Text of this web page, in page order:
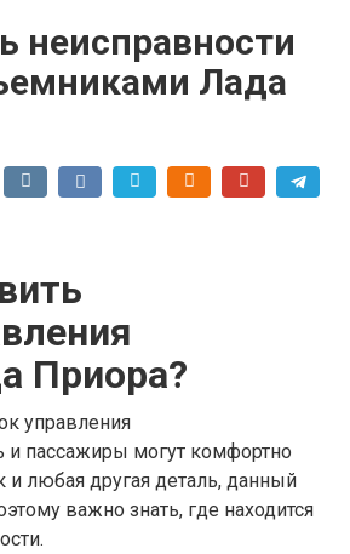
неисправности
Лада
Приора?
управления
и пассажиры могут комфортно
и любая другая деталь, данный
важно знать, где находится